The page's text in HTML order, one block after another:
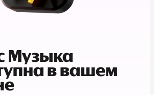
Музыка
в вашем